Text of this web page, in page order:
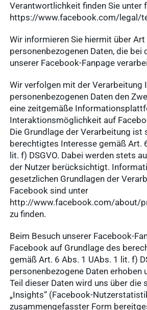
Verantwortlichkeit finden Sie unter
https://www.facebook.com/legal/
Wir informieren Sie hiermit über
personenbezogenen Daten, die bei
unserer Facebook-Fanpage
Wir verfolgen mit der Verarbeitung
personenbezogenen Daten den
eine zeitgemäße
Interaktionsmöglichkeit auf
Die Grundlage der Verarbeitung ist
berechtigtes Interesse gemäß Art.
lit. f) DSGVO. Dabei werden stets
der Nutzer berücksichtigt.
gesetzlichen Grundlagen der
Facebook sind unter
http://www.facebook.com/about/
zu finden.
Beim Besuch unserer Facebook-
Facebook auf Grundlage des
gemäß Art. 6 Abs. 1 UAbs. 1 lit. f)
personenbezogene Daten erhoben
Teil dieser Daten wird uns über die
„Insights“ (Facebook-
zusammengefasster Form